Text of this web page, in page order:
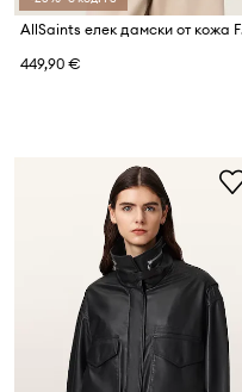
449,90 €